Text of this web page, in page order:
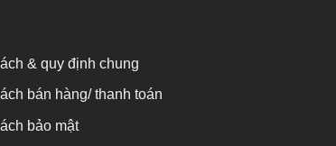
& quy định chung
bán hàng/ thanh toán
bảo mật